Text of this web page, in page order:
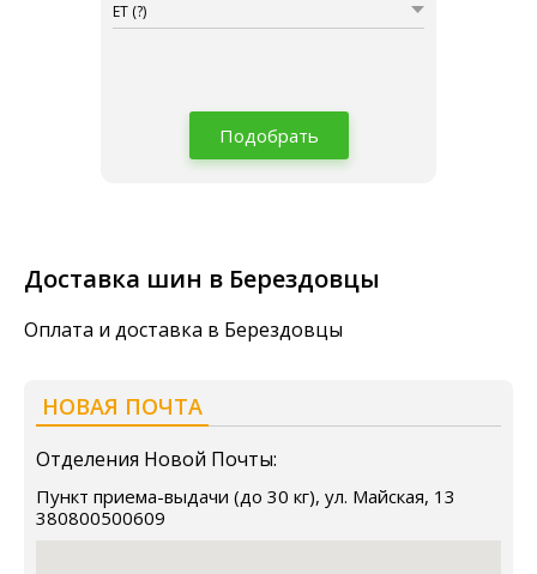
ET (?)
Подобрать
Доставка шин в Берездовцы
Оплата и доставка в Берездовцы
НОВАЯ ПОЧТА
Отделения Новой Почты:
Пункт приема-выдачи (до 30 кг), ул. Майская, 13
380800500609